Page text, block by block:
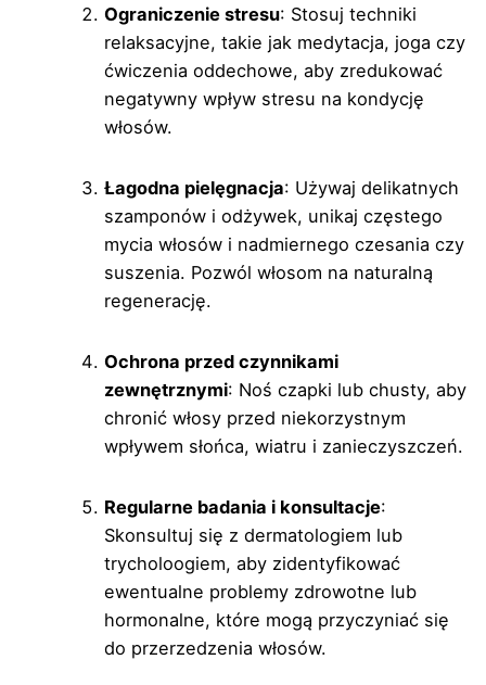
Ograniczenie stresu: Stosuj techniki
relaksacyjne, takie jak medytacja, joga czy
ćwiczenia oddechowe, aby zredukować
negatywny wpływ stresu na kondycję
włosów.
Łagodna pielęgnacja: Używaj delikatnych
szamponów i odżywek, unikaj częstego
mycia włosów i nadmiernego czesania czy
suszenia. Pozwól włosom na naturalną
regenerację.
Ochrona przed czynnikami
zewnętrznymi: Noś czapki lub chusty, aby
chronić włosy przed niekorzystnym
wpływem słońca, wiatru i zanieczyszczeń.
Regularne badania i konsultacje:
Skonsultuj się z dermatologiem lub
trycholoogiem, aby zidentyfikować
ewentualne problemy zdrowotne lub
hormonalne, które mogą przyczyniać się
do przerzedzenia włosów.